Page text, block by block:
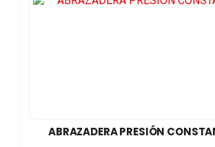
ABRAZADERA PRESIÓN